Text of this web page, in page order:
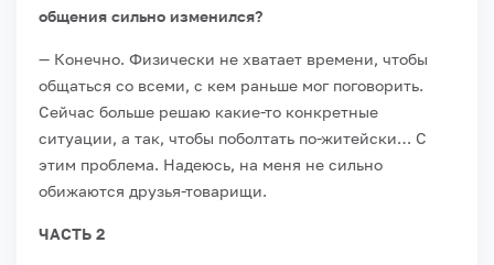
общения сильно изменился?
— Конечно. Физически не хватает времени, чтобы
общаться со всеми, с кем раньше мог поговорить.
Сейчас больше решаю какие-то конкретные
ситуации, а так, чтобы поболтать по-житейски… С
этим проблема. Надеюсь, на меня не сильно
обижаются друзья-товарищи.
ЧАСТЬ 2